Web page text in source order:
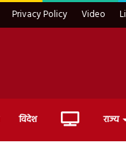
Privacy Policy Video
विदेश Live राज्य